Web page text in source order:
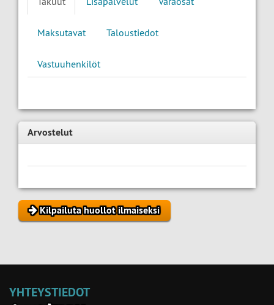
Maksutavat Taloustiedot
Vastuuhenkilöt
Arvostelut
Kilpailuta huollot ilmaiseksi
YHTEYSTIEDOT